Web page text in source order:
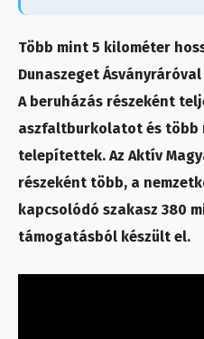
Több mint 5 kilométer
Dunaszeget
A beruházás részeként
aszfaltburkolatot és több
telepítettek. Az Aktív
részeként több, a
kapcsolódó szakasz 380
támogatásból készült el.